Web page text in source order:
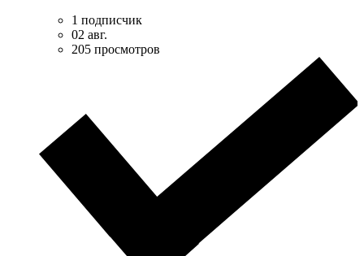
1 подписчик
02 авг.
205 просмотров